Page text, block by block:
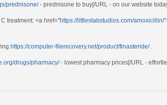
prednisone/- prednisone to buy[/URL - on our website
treatment: <a href="https://littlestabstudios.com/amoxicillin/
https://computer-filerecovery.net/product/finasteride/.
drugs/pharmacy/- lowest pharmacy prices[/URL -